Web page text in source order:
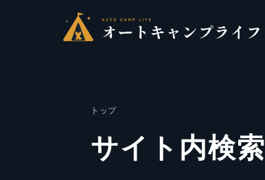
トップ
サイト内検索